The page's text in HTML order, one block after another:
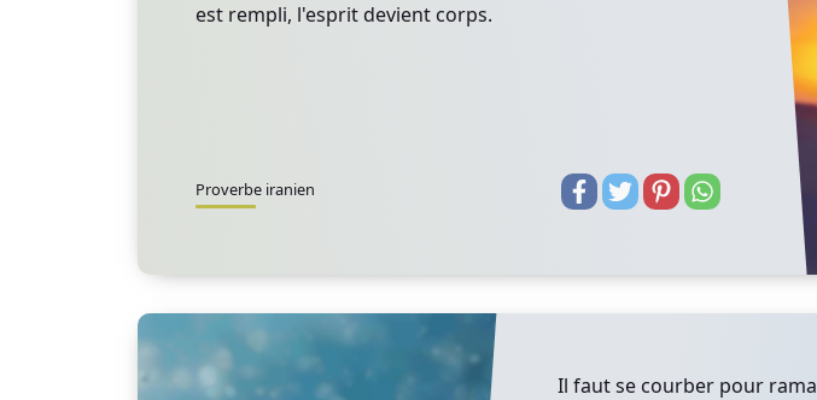
est rempli, l'esprit devient corps.
Proverbe iranien
Il faut se courber pour